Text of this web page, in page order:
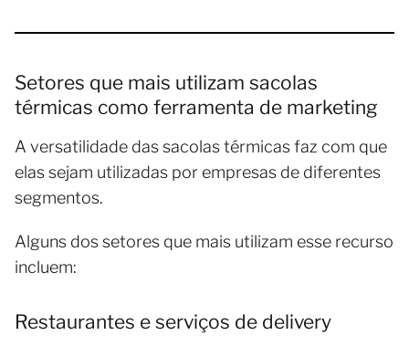
Setores que mais utilizam sacolas
térmicas como ferramenta de marketing
A versatilidade das sacolas térmicas faz com que
elas sejam utilizadas por empresas de diferentes
segmentos.
Alguns dos setores que mais utilizam esse recurso
incluem:
Restaurantes e serviços de delivery